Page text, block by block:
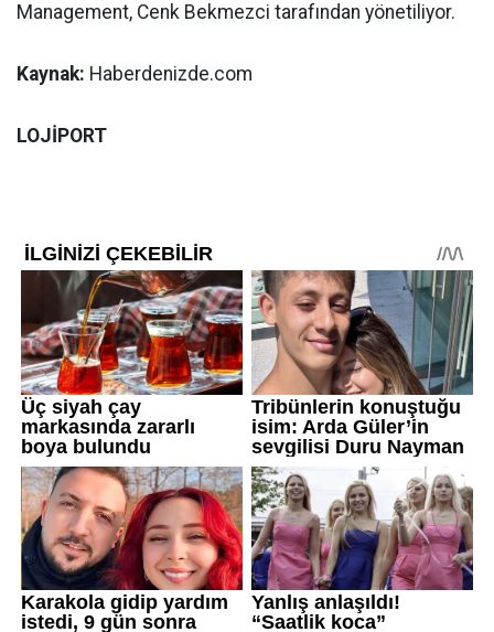
Management, Cenk Bekmezci tarafından yönetiliyor.
Kaynak: Haberdenizde.com
LOJİPORT